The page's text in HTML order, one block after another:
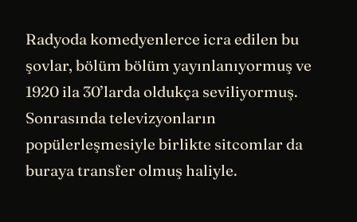
Radyoda komedyenlerce icra edilen bu
şovlar, bölüm bölüm yayınlanıyormuş ve
1920 ila 30’larda oldukça seviliyormuş.
Sonrasında televizyonların
popülerleşmesiyle birlikte sitcomlar da
buraya transfer olmuş haliyle.